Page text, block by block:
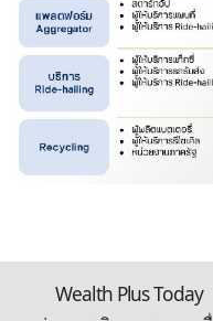
Wealth Plus Today